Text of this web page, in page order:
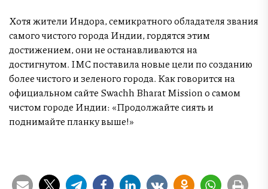
Хотя жители Индора, семикратного обладателя звания
самого чистого города Индии, гордятся этим
достижением, они не останавливаются на
достигнутом. IMC поставила новые цели по созданию
более чистого и зеленого города. Как говорится на
официальном сайте Swachh Bharat Mission о самом
чистом городе Индии: «Продолжайте сиять и
поднимайте планку выше!»